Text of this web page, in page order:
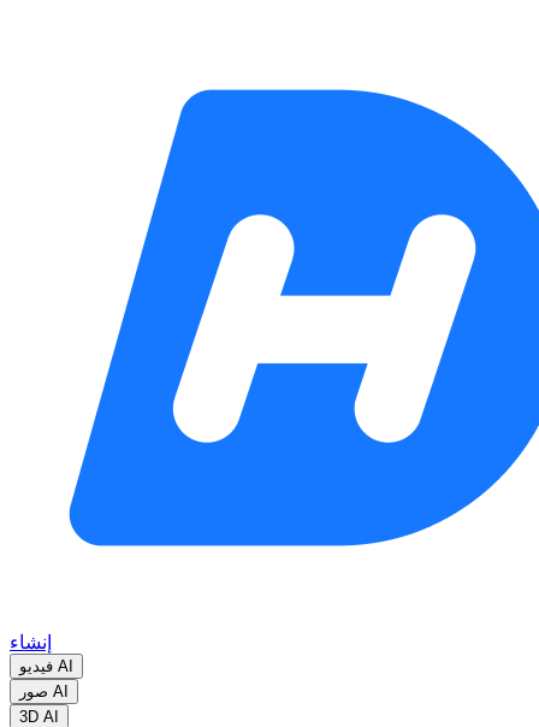
إنشاء
فيديو AI
صور AI
3D AI